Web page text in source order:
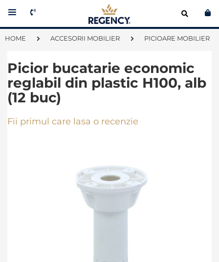
HOME ACCESORII MOBILIER PICIOARE MOBILIER
Picior bucatarie economic
reglabil din plastic H100, alb
(12 buc)
Fii primul care lasa o recenzie